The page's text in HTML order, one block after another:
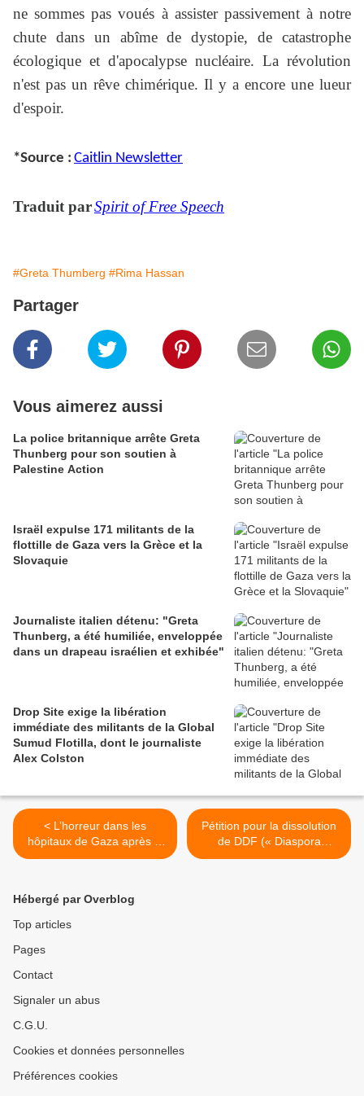
ne sommes pas voués à assister passivement à notre
chute dans un abîme de dystopie, de catastrophe
écologique et d'apocalypse nucléaire. La révolution
n'est pas un rêve chimérique. Il y a encore une lueur
d'espoir.
*Source : Caitlin Newsletter
Traduit parSpirit of Free Speech
#Greta Thumberg #Rima Hassan
Partager
Vous aimerez aussi
La police britannique arrête Greta
Thunberg pour son soutien à
Palestine Action
Israël expulse 171 militants de la
flottille de Gaza vers la Grèce et la
Slovaquie
Journaliste italien détenu: "Greta
Thunberg, a été humiliée, enveloppée
dans un drapeau israélien et exhibée"
Drop Site exige la libération
immédiate des militants de la Global
Sumud Flotilla, dont le journaliste
Alex Colston
< L’horreur dans les
hôpitaux de Gaza après le
“massacre de Witkoff”
Pétition pour la dissolution
de DDF (« Diaspora
Defense Forces ») >
Hébergé par Overblog
Top articles
Pages
Contact
Signaler un abus
C.G.U.
Cookies et données personnelles
Préférences cookies